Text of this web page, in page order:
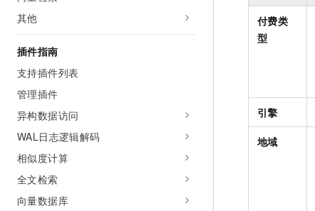
其他
插件指南
支持插件列表
管理插件
异构数据访问
WAL日志逻辑解码
相似度计算
全文检索
向量数据库
付费类
型
引擎
地域